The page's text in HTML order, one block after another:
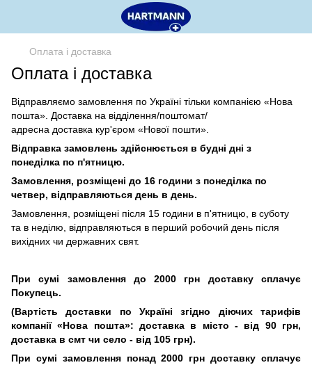
Оплата і доставка
Оплата і доставка
Відправляємо замовлення по Україні тільки компанією «Нова
пошта» . Доставка на відділення/поштомат/
адресна доставка кур'єром «Нової пошти».
Відправка замовлень здійснюється в будні дні з
понеділка по п'ятницю.
Замовлення, розміщені до 16 години з понеділка по
четвер, відправляються день в день.
Замовлення, розміщені після 15 години в п'ятницю, в суботу
та в неділю, відправляються в перший робочий день після
вихідних чи державних свят.
При сумі замовлення до 2000 грн доставку сплачує
Покупець.
(Вартість доставки по Україні згідно діючих тарифів
компанії«Нова пошта»: доставка в місто - від 90 грн,
доставка в смт чи село - від 105 грн).
При сумі замовленняпонад 2000 грн доставку сплачує